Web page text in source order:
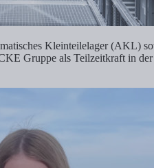
Kleinteilelager (AKL)
Gruppe als Teilzeitkraft in